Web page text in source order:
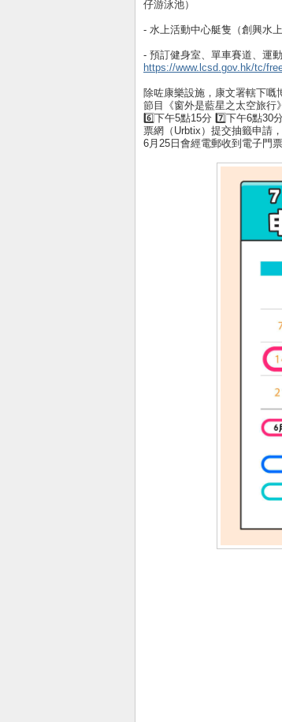
仔游泳池）
- 水上活動中心艇隻（創興水
- 預訂健身室、單車賽道、運
https://www.lcsd.gov.hk/tc/
除咗康樂設施，康文署轄下嘅
節目《窗外是藍星之太空旅行
6️⃣下午5點15分 7️⃣下午6點30
票網（Urbtix）提交抽籤申請
6月25日會經電郵收到電子門